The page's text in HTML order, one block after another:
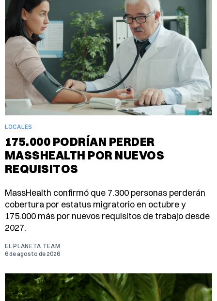
LOCALES
175.000 PODRÍAN PERDER
MASSHEALTH POR NUEVOS
REQUISITOS
MassHealth confirmó que 7.300 personas perderán
cobertura por estatus migratorio en octubre y
175.000 más por nuevos requisitos de trabajo desde
2027.
EL PLANETA TEAM
6 de agosto de 2026